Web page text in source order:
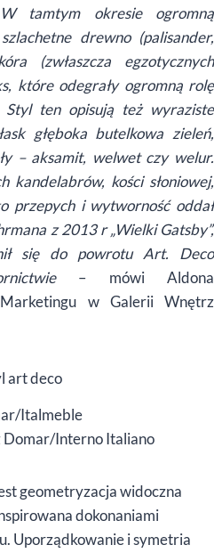
tamtym okresie ogromną
drewno (palisander,
(zwłaszcza egzotycznych
które odegrały ogromną rolę
ten opisują też wyraziste
głęboka butelkowa zieleń,
– aksamit, welwet czy welur.
kandelabrów, kości słoniowej,
przepych i wytworność oddał
z 2013 r „Wielki Gatsby”,
się do powrotu Art. Deco
– mówi Aldona
w Galerii Wnętrz
Domar/Italmeble
Interno Italiano
geometryzacja widoczna
dokonaniami
Uporządkowanie i symetria